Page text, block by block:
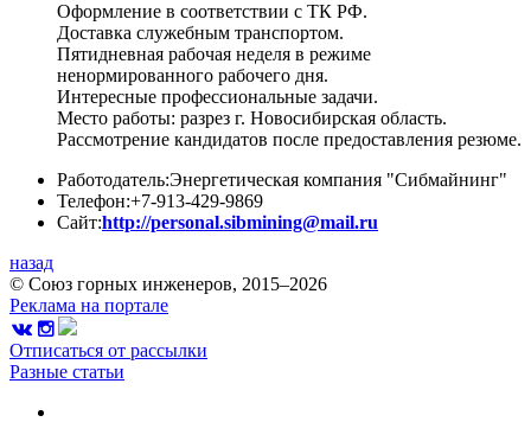
Оформление в соответствии с ТК РФ.
Доставка служебным транспортом.
Пятидневная рабочая неделя в режиме
ненормированного рабочего дня.
Интересные профессиональные задачи.
Место работы: разрез г. Новосибирская область.
Рассмотрение кандидатов после предоставления резюме.
Работодатель:Энергетическая компания "Сибмайнинг"
Телефон:+7-913-429-9869
Сайт:http://personal.sibmining@mail.ru
назад
© Союз горных инженеров, 2015–2026
Реклама на портале
Отписаться от рассылки
Разные статьи